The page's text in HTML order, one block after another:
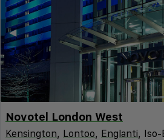
◀︎
Novotel London West
Kensington, Lontoo, Englanti, Iso-